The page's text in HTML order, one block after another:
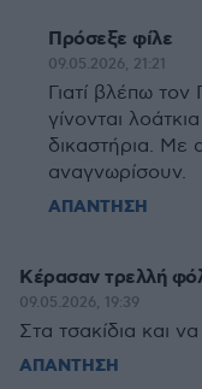
Πρόσεξε φίλε
09.05.2026, 21:21
Γιατί βλέπω τον
γίνονται
δικαστήρια. Με
αναγνωρίσουν.
ΑΠΑΝΤΗΣΗ
Κέρασαν τρελλή
09.05.2026, 19:39
Στα τσακίδια και
ΑΠΑΝΤΗΣΗ